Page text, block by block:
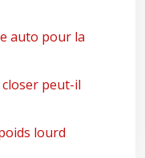
auto pour la
peut-il
lourd